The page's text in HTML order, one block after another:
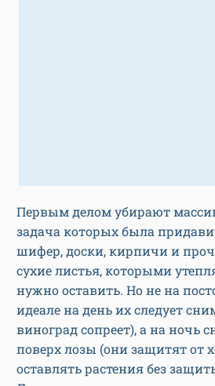
Первым делом убирают
задача которых была
шифер, доски, кирпичи и
сухие листья, которыми
нужно оставить. Но не на
идеале на день их следует
виноград сопреет), а на ночь
поверх лозы (они защитят от
оставлять растения без